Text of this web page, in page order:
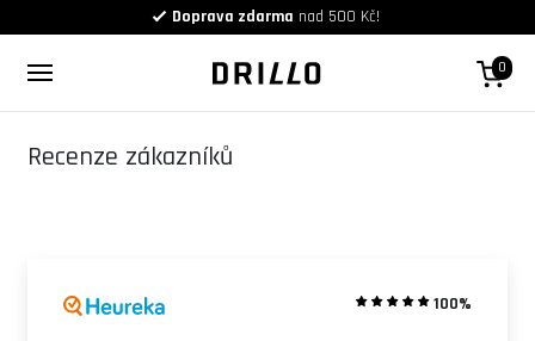
Doprava zdarma nad 500 Kč!
0
Recenze zákazníků
100%